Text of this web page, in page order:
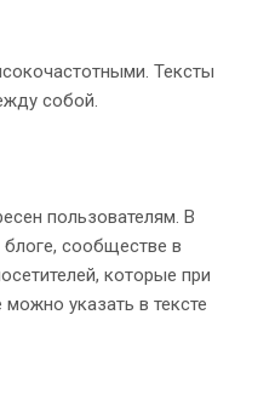
Тексты
собой.
пользователям. В
сообществе в
которые при
указать в тексте